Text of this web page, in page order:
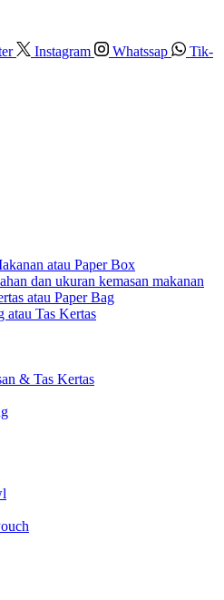
Instagram Whatssap
Tik-
atau Paper Box
dan ukuran kemasan makanan
atau Paper Bag
atau Tas Kertas
& Tas Kertas